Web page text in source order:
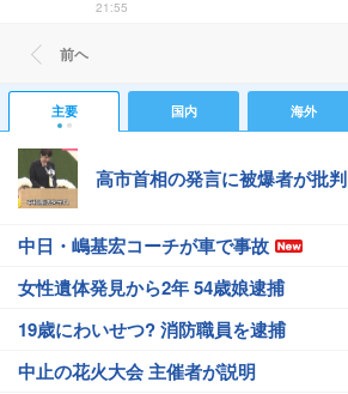
21:55
前ヘ
主要 国内 海外
高市首相の発言に被爆者が批判
中日・嶋基宏コーチが車で事故
女性遺体発見から2年 54歳娘逮捕
19歳にわいせつ? 消防職員を逮捕
中止の花火大会 主催者が説明